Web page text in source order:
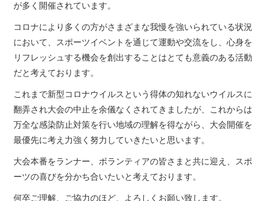
が多く開催されています。
コロナにより多くの方がさまざまな我慢を強いられている状況
において、スポーツイベントを通じて運動や交流をし、心身を
リフレッシュする機会を創出することはとても意義のある活動
だと考えております。
これまで新型コロナウイルスという得体の知れないウイルスに
翻弄され大会の中止を余儀なくされてきましたが、これからは
万全な感染防止対策を行い地域の理解を得ながら、大会開催を
最優先に考え力強く努力していきたいと思います。
大会本番をランナー、ボランティアの皆さまと共に迎え、スポ
ーツの喜びを分かち合いたいと考えております。
何卒ご理解、ご協力のほど、よろしくお願い致します。